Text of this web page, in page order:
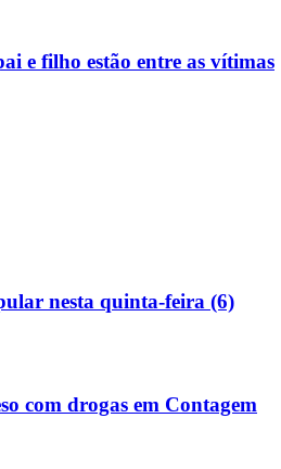
e filho estão entre as vítimas
nesta quinta-feira (6)
com drogas em Contagem